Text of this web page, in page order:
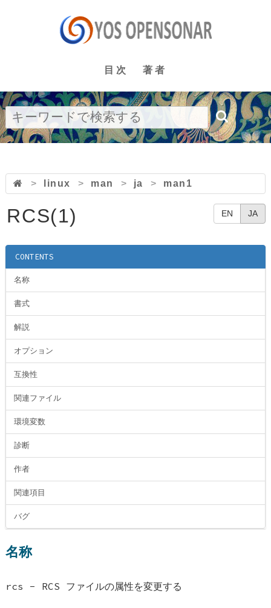
目次 著者
> linux > man > ja > man1
EN JA
RCS(1)
CONTENTS
名称
書式
解説
オプション
互換性
関連ファイル
環境変数
診断
作者
関連項目
バグ
名称
rcs - RCS ファイルの属性を変更する